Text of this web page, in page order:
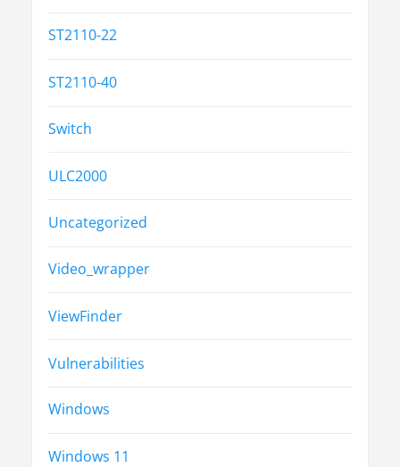
ST2110-22
ST2110-40
Switch
ULC2000
Uncategorized
Video_wrapper
ViewFinder
Vulnerabilities
Windows
Windows 11